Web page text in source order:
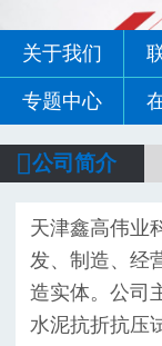
关于我们
专题中心
公司简介
天津鑫高伟
发、制造、经
造实体。公司
水泥抗折抗压